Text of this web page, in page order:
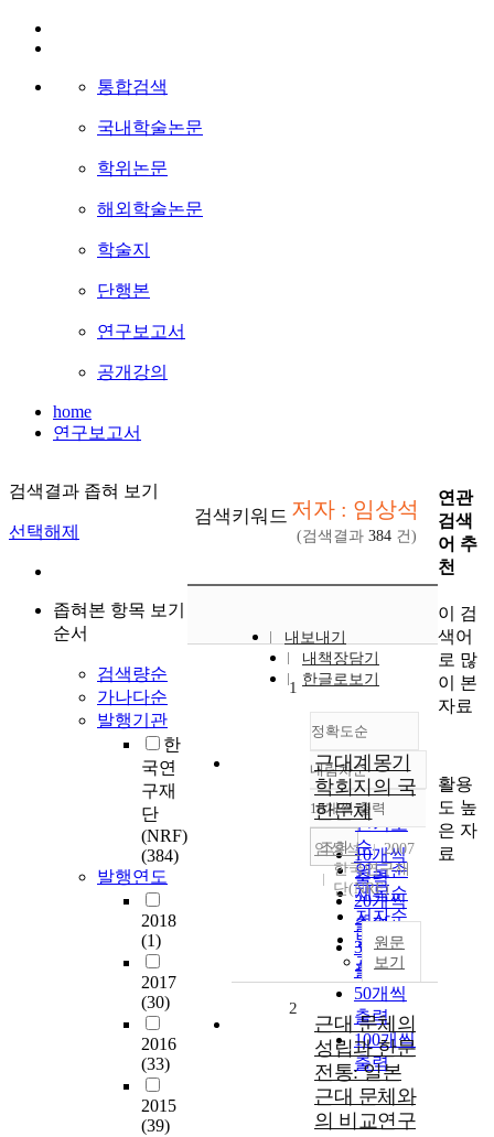
통합검색
국내학술논문
학위논문
해외학술논문
학술지
단행본
연구보고서
공개강의
home
연구보고서
검색결과 좁혀 보기
선택해제
좁혀본 항목 보기
순서
검색량순
가나다순
발행기관
한
국연
구재
단
(NRF)
(384)
발행연도
2018
(1)
2017
(30)
2016
(33)
2015
(39)
검색키워드 저자 : 임상석
(검색결과 384 건)
내보내기
내책장담기
한글로보기
정확도순
정확도
순
인기도
순
연도순
제목순
저자순
발행기
관순
내림차순
내림차순
10개씩 출력
10개씩
출력
20개씩
출력
30개씩
출력
50개씩
출력
100개씩
출력
조회
1
근대계몽기
학회지의 국
한문체
임상석
2007
한국연구재
단(NRF)
원문
보기
2
근대 문체의
성립과 한문
전통: 일본
근대 문체와
의 비교연구
연관
검색
어 추
천
이 검
색어
로 많
이 본
자료
활용
도 높
은 자
료